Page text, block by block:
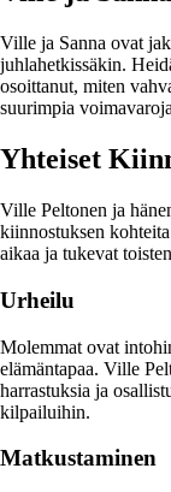
Ville ja Sanna ovat
juhlahetkissäkin.
osoittanut, miten
suurimpia
Yhteiset
Ville Peltonen ja
kiinnostuksen
aikaa ja tukevat
Urheilu
Molemmat ovat
elämäntapaa. Ville
harrastuksia ja
kilpailuihin.
Matkustaminen